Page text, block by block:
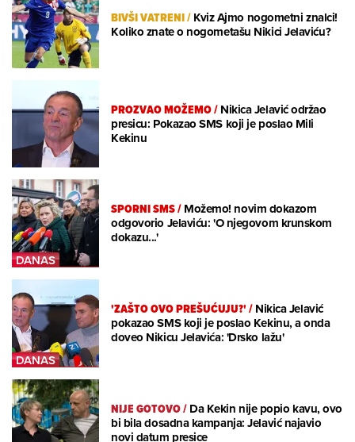
BIVŠI VATRENI/Kviz Ajmo nogometni znalci!
Koliko znate o nogometašu Nikici Jelaviću?
PROZVAO MOŽEMO/Nikica Jelavić održao
presicu: Pokazao SMS koji je poslao Mili
Kekinu
SPORNI SMS/Možemo! novim dokazom
odgovorio Jelaviću: 'O njegovom krunskom
dokazu...'
'ZAŠTO OVO PREŠUĆUJU?'/Nikica Jelavić
pokazao SMS koji je poslao Kekinu, a onda
doveo Nikicu Jelavića: 'Drsko lažu'
NIJE GOTOVO/Da Kekin nije popio kavu, ovo
bi bila dosadna kampanja: Jelavić najavio
novi datum presice